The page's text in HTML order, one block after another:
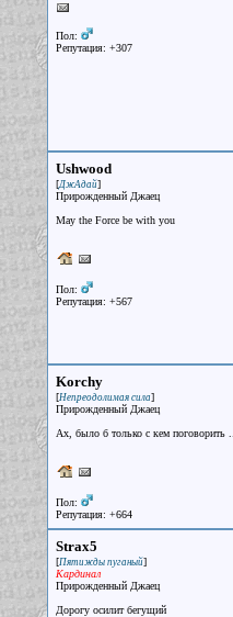
Пол:
Репутация: +307
Ushwood
[ДжАдай]
Прирожденный Джаец
May the Force be with you
Пол:
Репутация: +567
Korchy
[Непреодолимая сила]
Прирожденный Джаец
Ах, было б только с кем поговорить ...
Пол:
Репутация: +664
Strax5
[Пятижды пуганый]
Кардинал
Прирожденный Джаец
Дорогу осилит бегущий